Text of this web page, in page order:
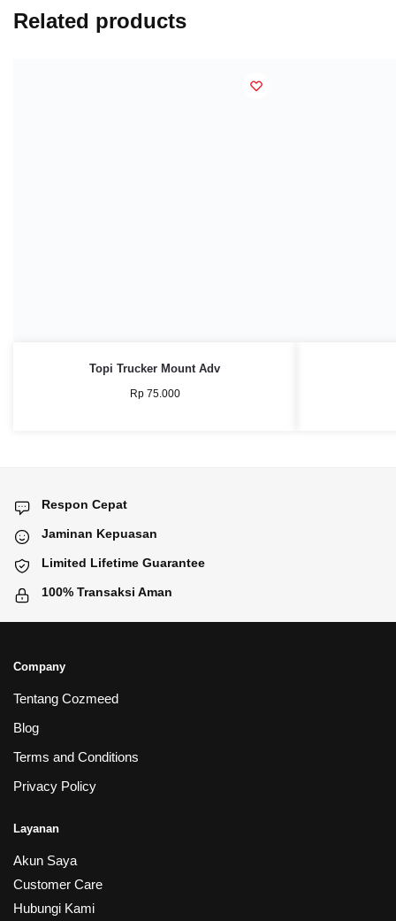
Related products
Topi Trucker Mount Adv
Rp75.000
Respon Cepat
Jaminan Kepuasan
Limited Lifetime Guarantee
100% Transaksi Aman
Company
Tentang Cozmeed
Blog
Terms and Conditions
Privacy Policy
Layanan
Akun Saya
Customer Care
Hubungi Kami